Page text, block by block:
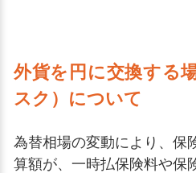
外貨を円に交換する
スク）について
為替相場の変動により、保
算額が、一時払保険料や保